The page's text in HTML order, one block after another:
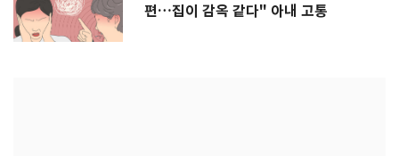
편…집이 감옥 같다" 아내 고통